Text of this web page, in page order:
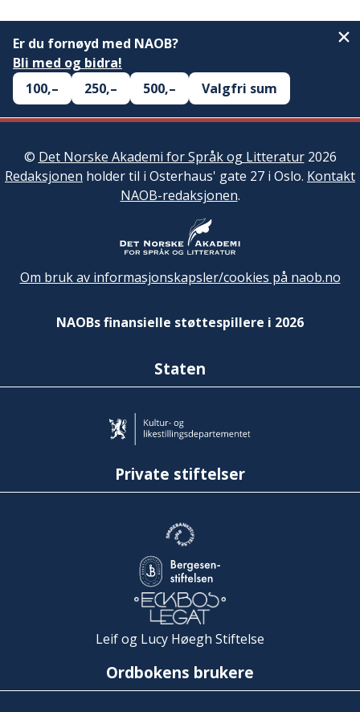
Er du fornøyd med NAOB?
Bli med og bidra!
100,–
250,– 500,– Valgfri sum
© Det Norske Akademi for Språk og Litteratur2026
Redaksjonen holder til i Osterhaus' gate 27 i Oslo. Kontakt
NAOB-redaksjonen.
Om bruk av informasjonskapsler/cookies på naob.no
NAOBs finansielle støttespillere i 2026
Staten
Private stiftelser
Leif og Lucy Høegh Stiftelse
Ordbokens brukere